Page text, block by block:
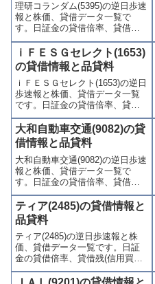
理研コランダム(5395)の逆日歩速
報と株価、貸借データ一覧で
す。日証金の貸借倍率、貸借残
(信用買残、信用売残)、品貸料
(逆日歩)、東証の週末残高、規制
(注意喚起・申込停止)など、空売
り関連情報を集計し、図解でわ
かりやすくまとめて掲載してい
ます。
ｉＦＥＳＧセレクト(1653)
の貸借情報と品貸料
ｉＦＥＳＧセレクト(1653)の逆日
歩速報と株価、貸借データ一覧
です。日証金の貸借倍率、貸借
残(信用買残、信用売残)、品貸料
(逆日歩)、東証の週末残高、規制
(注意喚起・申込停止)など、空売
り関連情報を集計し、図解でわ
かりやすくまとめて掲載してい
ます。
大和自動車交通(9082)の貸
借情報と品貸料
大和自動車交通(9082)の逆日歩速
報と株価、貸借データ一覧で
す。日証金の貸借倍率、貸借残
(信用買残、信用売残)、品貸料
(逆日歩)、東証の週末残高、規制
(注意喚起・申込停止)など、空売
り関連情報を集計し、図解でわ
かりやすくまとめて掲載してい
ます。
ティア(2485)の貸借情報と
品貸料
ティア(2485)の逆日歩速報と株
価、貸借データ一覧です。日証
金の貸借倍率、貸借残(信用買
残、信用売残)、品貸料(逆日
歩)、東証の週末残高、規制(注意